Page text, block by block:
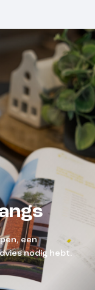
een
nodig hebt.